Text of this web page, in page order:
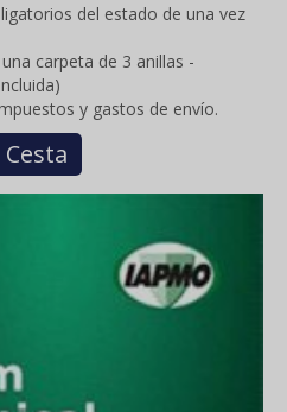
del estado de una vez
carpeta de 3 anillas -
y gastos de envío.